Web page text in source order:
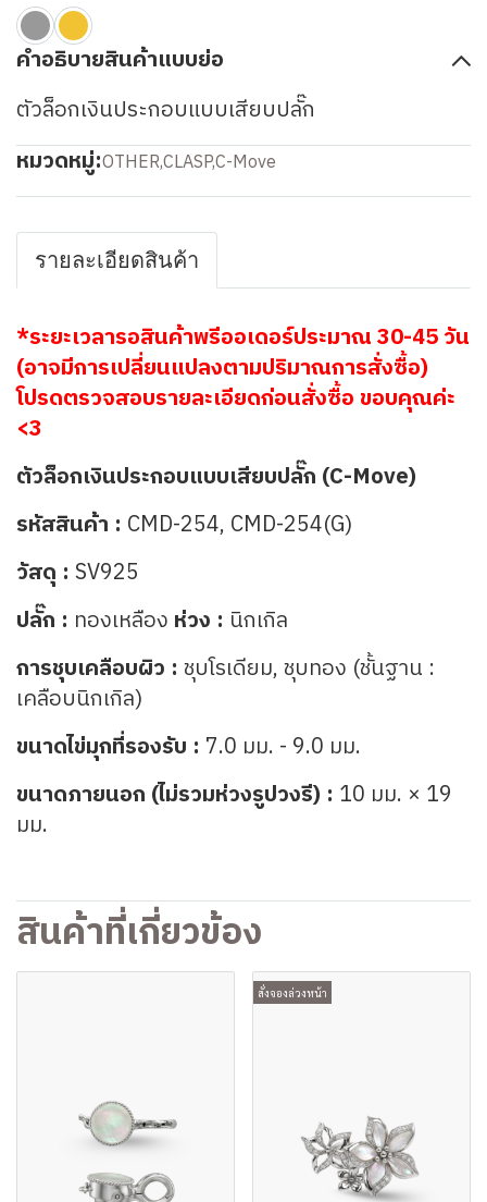
คำอธิบายสินค้าแบบย่อ
ตัวล็อกเงินประกอบแบบเสียบปลั๊ก
หมวดหมู่:OTHER,CLASP,C-Move
รายละเอียดสินค้า
*ระยะเวลารอสินค้าพรีออเดอร์ประมาณ 30-45 วัน
(อาจมีการเปลี่ยนแปลงตามปริมาณการสั่งซื้อ)
โปรดตรวจสอบรายละเอียดก่อนสั่งซื้อ ขอบคุณค่ะ
<3
ตัวล็อกเงินประกอบแบบเสียบปลั๊ก (C-Move)
รหัสสินค้า : CMD-254, CMD-254(G)
วัสดุ : SV925
ปลั๊ก : ทองเหลือง ห่วง : นิกเกิล
การชุบเคลือบผิว : ชุบโรเดียม, ชุบทอง (ชั้นฐาน :
เคลือบนิกเกิล)
ขนาดไข่มุกที่รองรับ : 7.0 มม. - 9.0 มม.
ขนาดภายนอก (ไม่รวมห่วงรูปวงรี) : 10 มม. × 19
มม.
สินค้าที่เกี่ยวข้อง
สั่งจองล่วงหน้า